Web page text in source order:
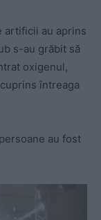
artificii au aprins
s-au grăbit să
oxigenul,
întreaga
au fost